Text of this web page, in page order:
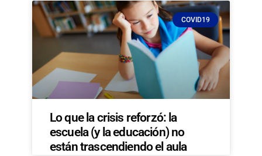
COVID19
Lo que la crisis reforzó: la
escuela (y la educación) no
están trascendiendo el aula